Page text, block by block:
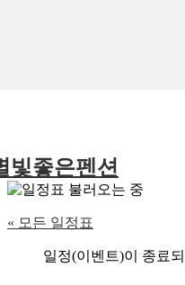
빛좋은펜션
« 모든 일정표
일정(이벤트)이 종료